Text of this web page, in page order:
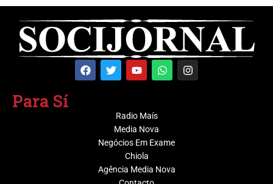
Para Sí
Radio Maís
Media Nova
Negócios Em Exame
Chiola
Agência Media Nova